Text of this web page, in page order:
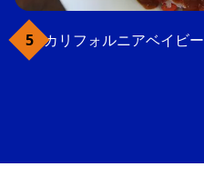
カリフォルニアベイビー